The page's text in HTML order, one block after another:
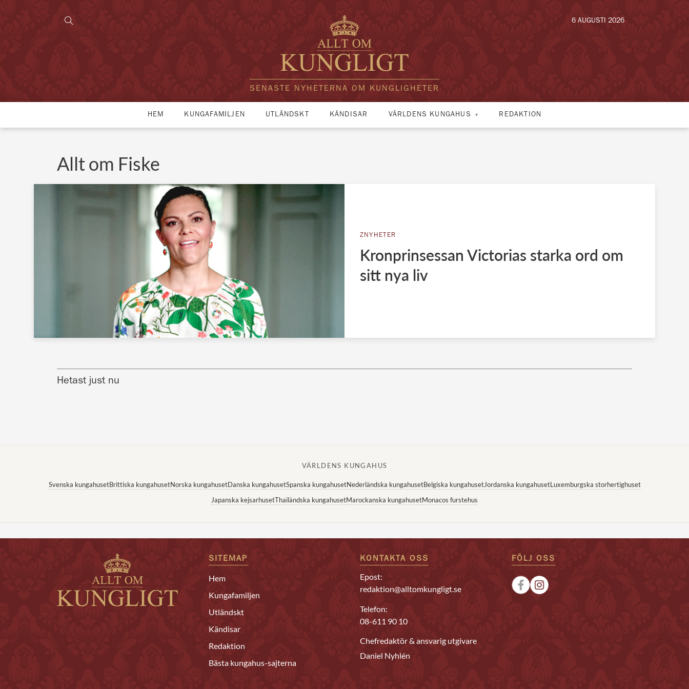
SENASTE NYHETERNA OM KUNGLIGHETER
6 AUGUSTI 2026
HEM KUNGAFAMILJEN UTLÄNDSKT KÄNDISAR VÄRLDENS KUNGAHUS REDAKTION
Allt om Fiske
ZNYHETER
Kronprinsessan Victorias starka ord om
sitt nya liv
Hetast just nu
VÄRLDENS KUNGAHUS
Svenska kungahusetBrittiska kungahusetNorska kungahusetDanska kungahusetSpanska kungahusetNederländska kungahusetBelgiska kungahusetJordanska kungahusetLuxemburgska storhertighuset
Japanska kejsarhusetThailändska kungahusetMarockanska kungahusetMonacos furstehus
SITEMAP
Hem
Kungafamiljen
Utländskt
Kändisar
Redaktion
Bästa kungahus-sajterna
KONTAKTA OSS
Epost:
redaktion@alltomkungligt.se
Telefon:
08-611 90 10
Chefredaktör & ansvarig utgivare
Daniel Nyhlén
FÖLJ OSS